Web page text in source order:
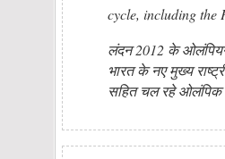
cycle, including the
लंदन 2012 के
भारत के नए मुख्य
सहित चल रहे ओलंपिक